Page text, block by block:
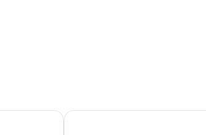
オット・ストックホルム・クンスホルメン
スカンディック ゴー、ザンクト